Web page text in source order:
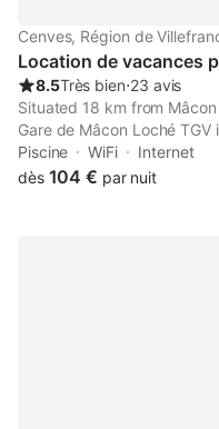
Cenves, Région de
Location de vacances
8.5Très bien⋅23 avis
Situated 18 km from
Gare de Mâcon Loché
accommodation with a
Piscine WiFi
Internet
dès 104 € par nuit